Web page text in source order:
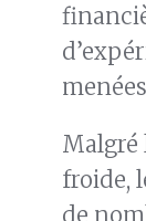
Malgré
froide,
de